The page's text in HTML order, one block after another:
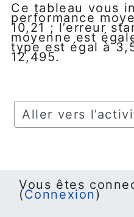
Ce tableau vous
performance
10,21 ; l’erreur
moyenne est
type est égal à
12,495.
Aller vers
Vous êtes
(Connexion)